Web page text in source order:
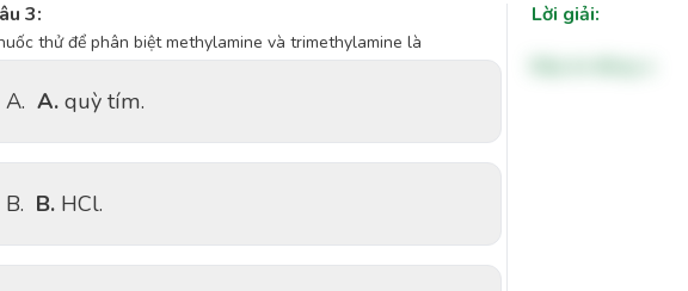
3:
thử để phân biệt methylamine và trimethylamine là
A. A. quỳ tím.
B. B. HCl.
Lời giải: